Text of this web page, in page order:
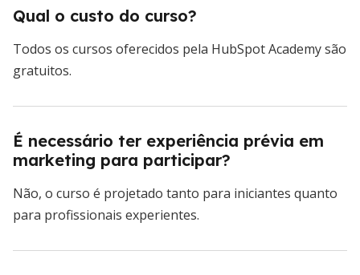
Qual o custo do curso?
Todos os cursos oferecidos pela HubSpot Academy são
gratuitos.
É necessário ter experiência prévia em
marketing para participar?
Não, o curso é projetado tanto para iniciantes quanto
para profissionais experientes.